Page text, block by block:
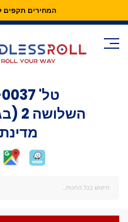
המחירים תקפים
Skip
Content
טל'
השלושה 2 (בגב הבניין), ת"א